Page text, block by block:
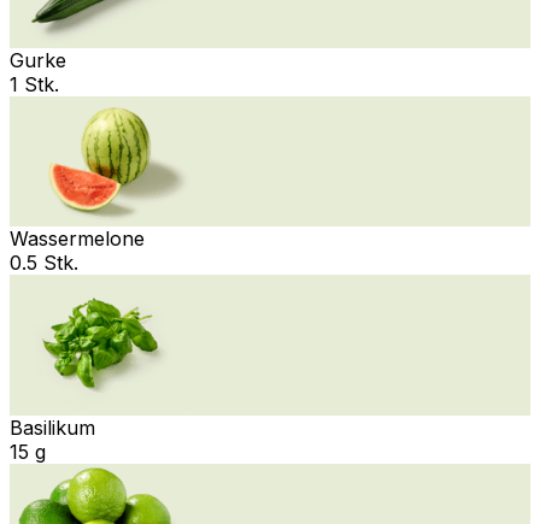
Gurke
1 Stk.
Wassermelone
0.5 Stk.
Basilikum
15 g